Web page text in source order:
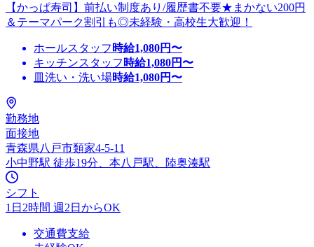
【かっぱ寿司】前払い制度あり/履歴書不要★まかない200円
＆テーマパーク割引も◎未経験・高校生大歓迎！
ホールスタッフ 時給1,080円〜
キッチンスタッフ 時給1,080円〜
皿洗い・洗い場時給1,080円〜
勤務地
面接地
青森県八戸市類家4-5-11
小中野駅 徒歩19分、本八戸駅、陸奥湊駅
シフト
1日2時間 週2日からOK
交通費支給